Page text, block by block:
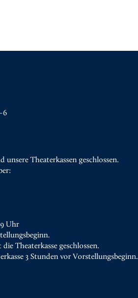
Theaterkassen geschlossen.
Uhr
Theaterkasse geschlossen.
3 Stunden vor Vorstellungsbeginn.